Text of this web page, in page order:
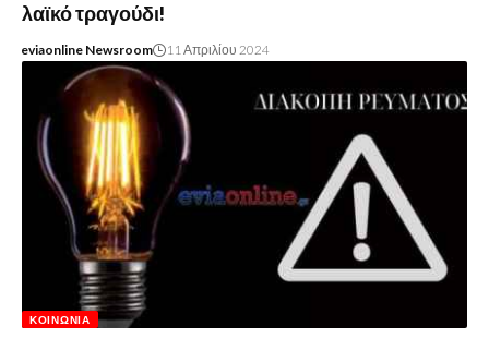
λαϊκό τραγούδι!
eviaonline Newsroom 11 Απριλίου 2024
ΚΟΙΝΩΝΊΑ